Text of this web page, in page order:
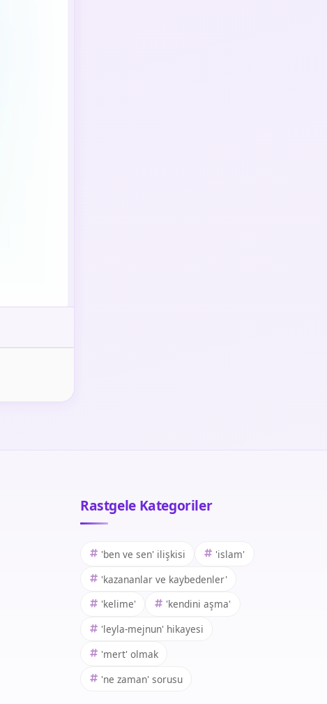
Rastgele Kategoriler
'ben ve sen' ilişkisi
'islam'
'kazananlar ve kaybedenler'
'kelime'
'kendini aşma'
'leyla-mejnun' hikayesi
'mert' olmak
'ne zaman' sorusu